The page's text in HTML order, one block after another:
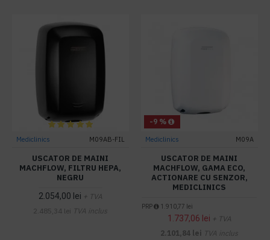
Mediclinics M09AB-FIL
USCATOR DE MAINI
MACHFLOW, FILTRU HEPA,
NEGRU
2.054,00 lei + TVA
2.485,34 lei TVA inclus
-9 %
Mediclinics M09A
USCATOR DE MAINI
MACHFLOW, GAMA ECO,
ACTIONARE CU SENZOR,
MEDICLINICS
PRP 1.910,77 lei
1.737,06 lei + TVA
2.101,84 lei TVA inclus